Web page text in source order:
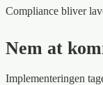
Compliance bliver
Nem at
Implementeringen